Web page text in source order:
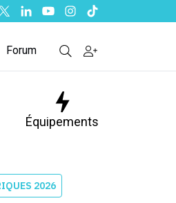
LinkedinYoutubeInstagram
Tiktok
Forum
Équipements
2026